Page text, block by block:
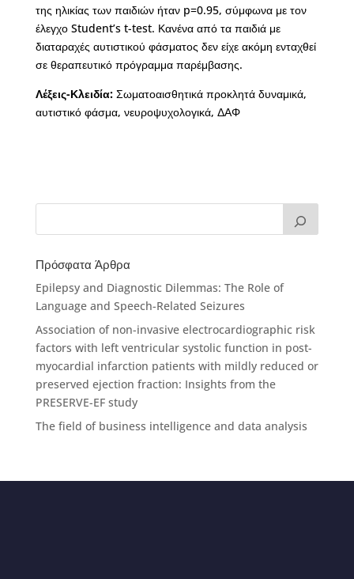
της ηλικίας των παιδιών ήταν p=0.95, σύμφωνα με τον
έλεγχο Student’s t-test. Κανένα από τα παιδιά με
διαταραχές αυτιστικού φάσματος δεν είχε ακόμη ενταχθεί
σε θεραπευτικό πρόγραμμα παρέμβασης.
Λέξεις-Κλειδία:Σωματοαισθητικά προκλητά δυναμικά,
αυτιστικό φάσμα, νευροψυχολογικά, ΔΑΦ
Πρόσφατα Άρθρα
Epilepsy and Diagnostic Dilemmas: The Role of
Language and Speech-Related Seizures
Association of non-invasive electrocardiographic risk
factors with left ventricular systolic function in post-
myocardial infarction patients with mildly reduced or
preserved ejection fraction: Insights from the
PRESERVE-EF study
The field of business intelligence and data analysis